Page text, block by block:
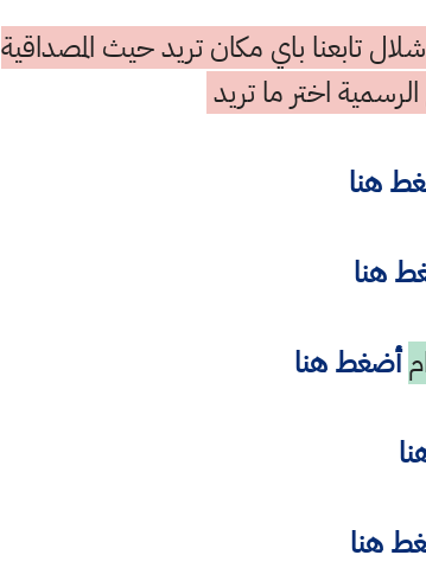
تابعنا باي مكان تريد حيث المصداقية
اختر ما تريد
هنا
هنا
أضغط هنا
هنا